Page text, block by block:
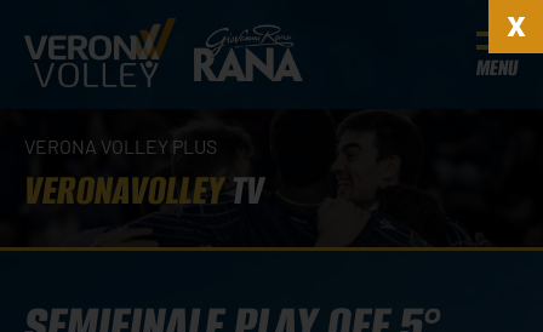
MENU
VERONA VOLLEY PLUS
VERONAVOLLEYTV